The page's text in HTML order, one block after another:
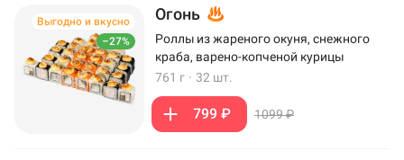
–27%
Выгодно и вкусно Огонь
Роллы из жареного окуня, снежного
краба, варено-копченой курицы
761 г · 32 шт.
799 ₽ 1099 ₽